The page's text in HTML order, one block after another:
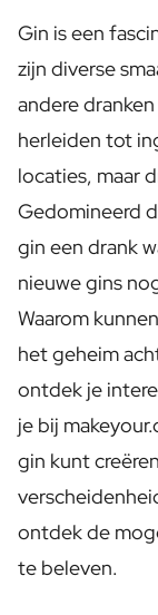
Wijnen
Gepersonaliseerde
Gepersonaliseerde
Gepersonaliseerde
Gepersonaliseerde
Wijnpakket 2 x Wijn
Alcoholvrije Dranken
Gepersonaliseerd
Gepersonaliseerde
Gepersonaliseerde
Lifestyle
Drinksware
Gepersonaliseerde
Gepersonaliseerde
Gepersonaliseerde
Gepersonaliseerde
Kaarsen
Gepersonaliseerde
Gepersonaliseerde
Gin is een
zijn diverse
andere
herleiden tot
locaties, maar
Gedomineerd
gin een drank
nieuwe gins
Waarom
het geheim
ontdek je
je bij
gin kunt
ontdek de
te beleven.